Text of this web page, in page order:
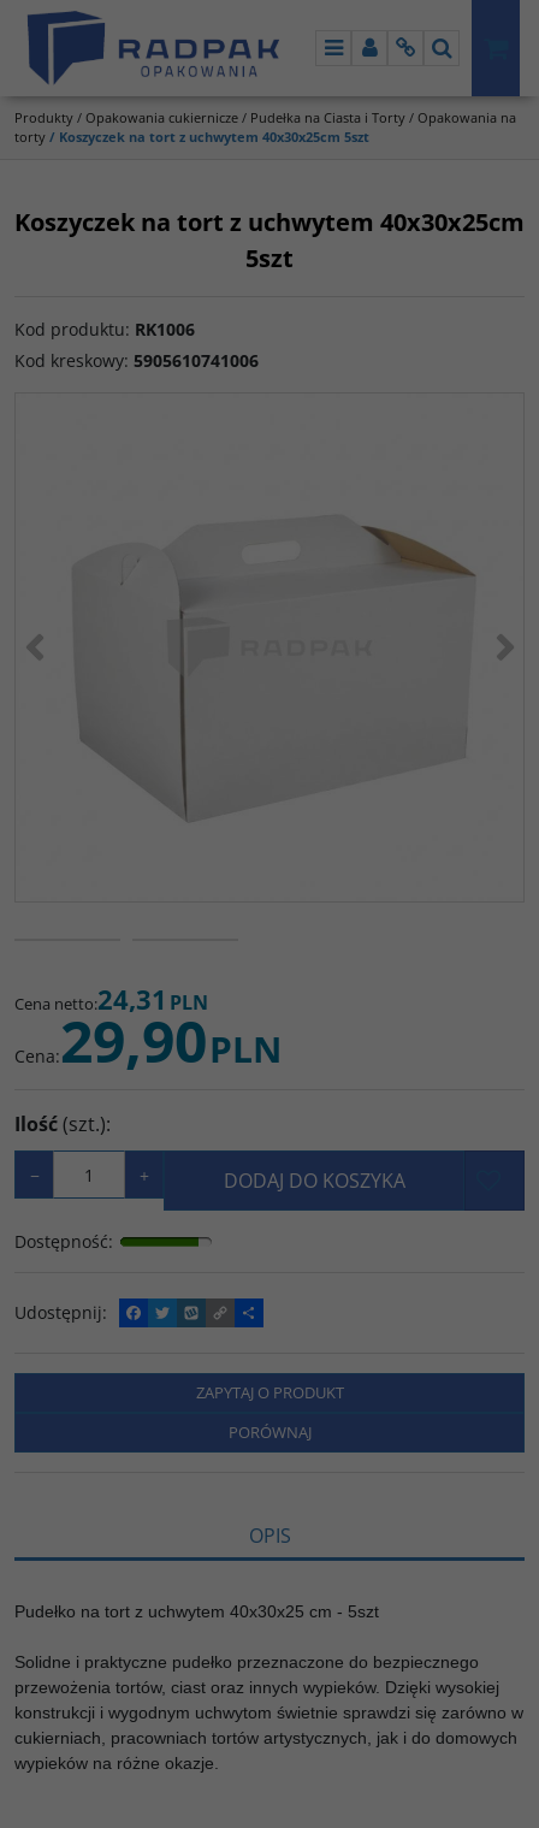
MenuPanelInfoSzukaj
Produkty / Opakowania cukiernicze / Pudełka na Ciasta i Torty / Opakowania na
torty / Koszyczek na tort z uchwytem 40x30x25cm 5szt
Koszyczek na tort z uchwytem 40x30x25cm
5szt
Kod produktu: RK1006
Kod kreskowy: 5905610741006
<
Cena netto:24,31 PLN
Cena:29,90PLN
Ilość(szt.):
− + DODAJ DO KOSZYKA
Dostępność:
Udostępnij:
F
a
e
k
T
w
t
W
y
o
p
C
o
y
L
n
k
P
o
z
i
e
l
s
ZAPYTAJ O PRODUKT
PORÓWNAJ
OPIS
Pudełko na tort z uchwytem 40x30x25 cm - 5szt
Solidne i praktyczne pudełko przeznaczone do bezpiecznego
przewożenia tortów, ciast oraz innych wypieków. Dzięki wysokiej
konstrukcji i wygodnym uchwytom świetnie sprawdzi się zarówno w
cukierniach, pracowniach tortów artystycznych, jak i do domowych
wypieków na różne okazje.